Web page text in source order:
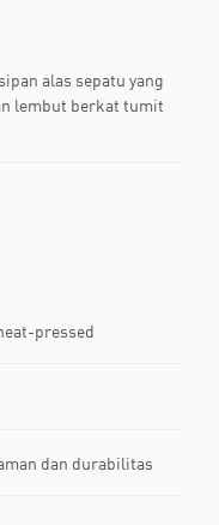
alas sepatu yang
lembut berkat tumit
pressed
dan durabilitas